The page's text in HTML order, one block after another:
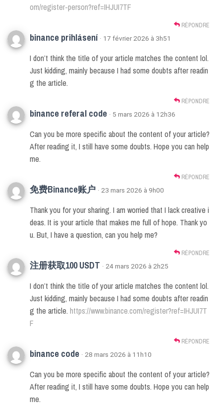
om/register-person?ref=IHJUI7TF
RÉPONDRE
binance prihlásení · 17 février 2026 à 3h51
I don’t think the title of your article matches the content lol.
Just kidding, mainly because I had some doubts after readin
g the article.
RÉPONDRE
binance referal code · 5 mars 2026 à 12h36
Can you be more specific about the content of your article?
After reading it, I still have some doubts. Hope you can help
me.
RÉPONDRE
免费Binance账户 · 23 mars 2026 à 9h00
Thank you for your sharing. I am worried that I lack creative i
deas. It is your article that makes me full of hope. Thank yo
u. But, I have a question, can you help me?
RÉPONDRE
注册获取100 USDT · 24 mars 2026 à 2h25
I don’t think the title of your article matches the content lol.
Just kidding, mainly because I had some doubts after readin
g the article. https://www.binance.com/register?ref=IHJUI7T
F
RÉPONDRE
binance code · 28 mars 2026 à 11h10
Can you be more specific about the content of your article?
After reading it, I still have some doubts. Hope you can help
me.